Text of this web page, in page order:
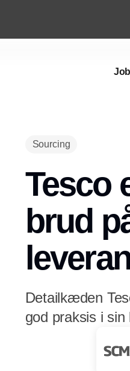
Sourcing
Tesco
brud
Detailkæden
god praksis i